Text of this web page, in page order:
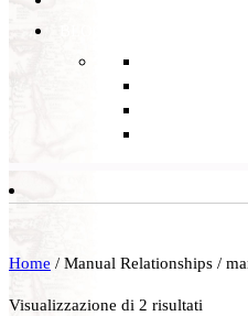
Home / Manual Relationships /
Visualizzazione di 2 risultati